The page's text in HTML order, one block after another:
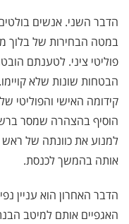
הדבר השני. אנשים
במטה הבחירות של בלוך
פוליטי ציני. לטענתם
הבטחות שונות שלא
קידומה האישי
הוסיף בהצהרה שמסר
למנוע את כוונתה של
אותה בהמשך לכנסת.
הדבר האחרון הוא עניין
האגפיים אותם למיטב